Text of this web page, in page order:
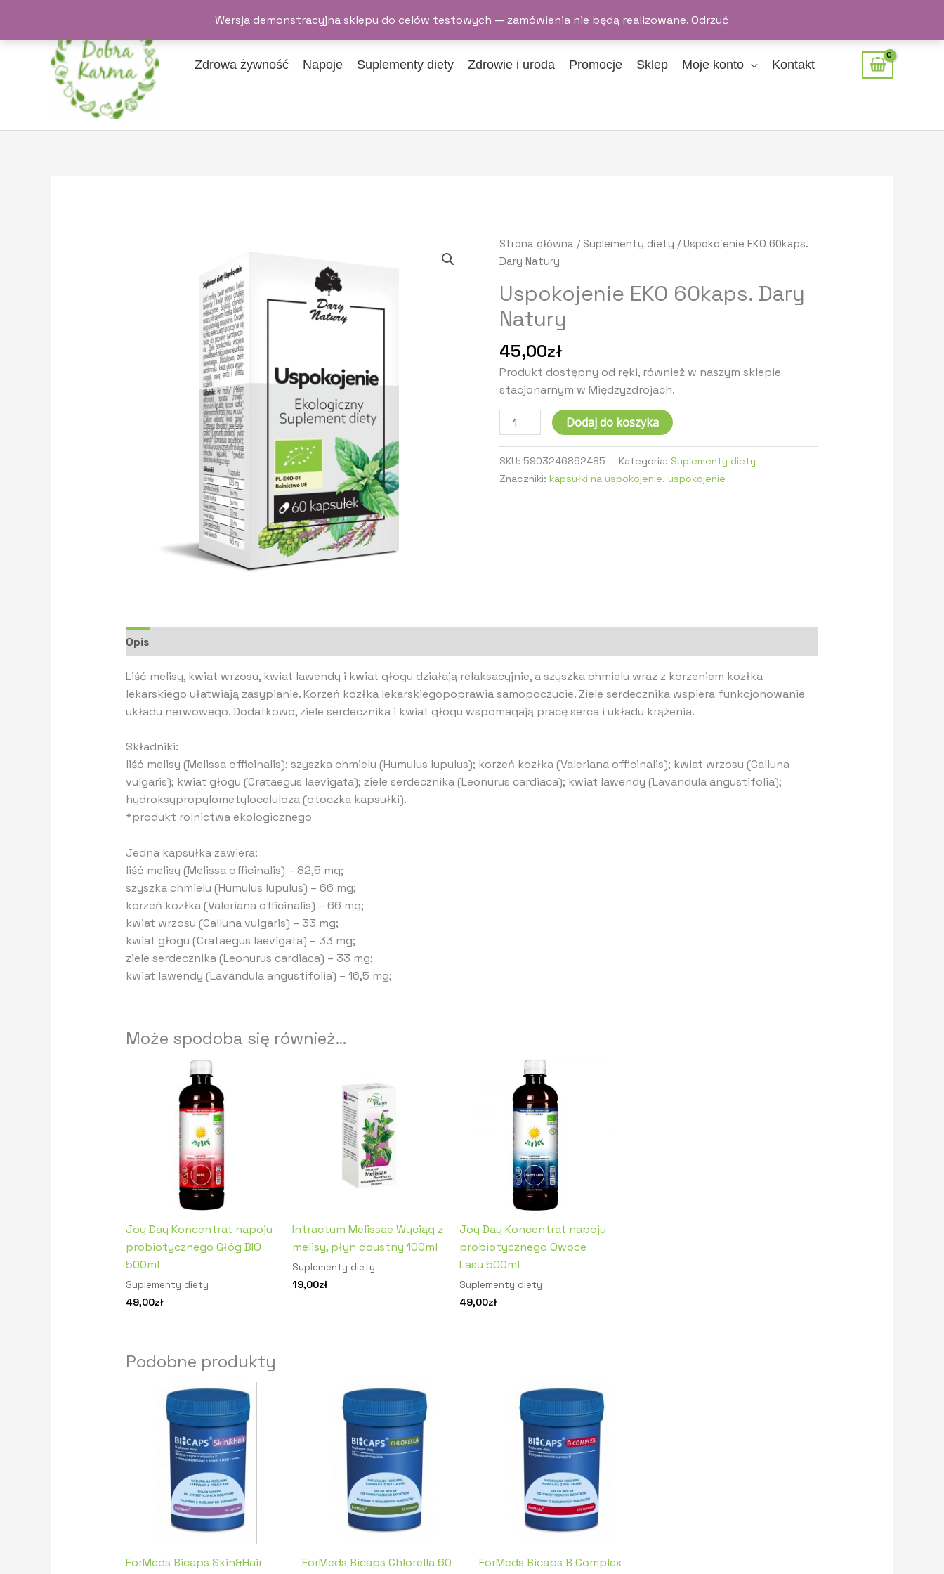
Wersja demonstracyjna sklepu do celów testowych — zamówienia nie będą realizowane.Odrzuć
treści
Zdrowa żywność Napoje Suplementy diety Zdrowie i uroda Promocje Sklep Moje konto Kontakt
Strona główna / Suplementy diety / Uspokojenie EKO 60kaps.
Dary Natury
Uspokojenie EKO 60kaps. Dary
Natury
45,00zł
Produkt dostępny od ręki, również w naszym sklepie
stacjonarnym w Międzyzdrojach.
ilość
Uspokojenie
60kaps.
Dary
Dodaj do koszyka
SKU: 5903246862485 Kategoria: Suplementy diety
Znaczniki:kapsułki na uspokojenie,uspokojenie
Opis
Liść melisy, kwiat wrzosu, kwiat lawendy i kwiat głogu działają relaksacyjnie, a szyszka chmielu wraz z korzeniem kozłka
lekarskiego ułatwiają zasypianie. Korzeń kozłka lekarskiegopoprawia samopoczucie. Ziele serdecznika wspiera funkcjonowanie
układu nerwowego. Dodatkowo, ziele serdecznika i kwiat głogu wspomagają pracę serca i układu krążenia.
Składniki:
liść melisy (Melissa officinalis); szyszka chmielu (Humulus lupulus); korzeń kozłka (Valeriana officinalis); kwiat wrzosu (Calluna
vulgaris); kwiat głogu (Crataegus laevigata); ziele serdecznika (Leonurus cardiaca); kwiat lawendy (Lavandula angustifolia);
hydroksypropylometyloceluloza (otoczka kapsułki).
*produkt rolnictwa ekologicznego
Jedna kapsułka zawiera:
liść melisy (Melissa officinalis) – 82,5 mg;
szyszka chmielu (Humulus lupulus) – 66 mg;
korzeń kozłka (Valeriana officinalis) – 66 mg;
kwiat wrzosu (Calluna vulgaris) – 33 mg;
kwiat głogu (Crataegus laevigata) – 33 mg;
ziele serdecznika (Leonurus cardiaca) – 33 mg;
kwiat lawendy (Lavandula angustifolia) – 16,5 mg;
Może spodoba się również…
Joy Day Koncentrat napoju
probiotycznego Głóg BIO
500ml
Suplementy diety
49,00zł
Intractum Melissae Wyciąg z
melisy, płyn doustny 100ml
Suplementy diety
19,00zł
Joy Day Koncentrat napoju
probiotycznego Owoce
Lasu 500ml
Suplementy diety
49,00zł
Podobne produkty
ForMeds Bicaps Skin&Hair
ForMeds Bicaps Chlorella 60
ForMeds Bicaps B Complex